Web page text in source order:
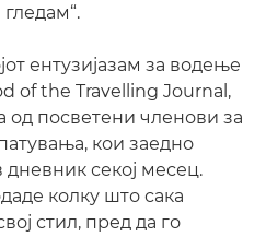
ентузијазам за водење
of the Travelling Journal,
посветени членови за
кои заедно
секој месец.
колку што сака
стил, пред да го